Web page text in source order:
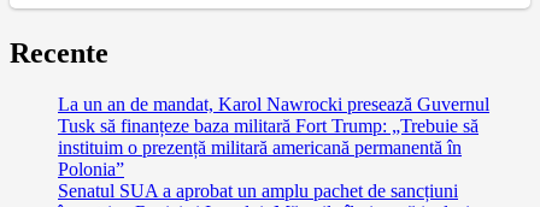
Recente
La un an de mandat, Karol Nawrocki presează Guvernul
Tusk să finanțeze baza militară Fort Trump: „Trebuie să
instituim o prezență militară americană permanentă în
Polonia”
Senatul SUA a aprobat un amplu pachet de sancțiuni